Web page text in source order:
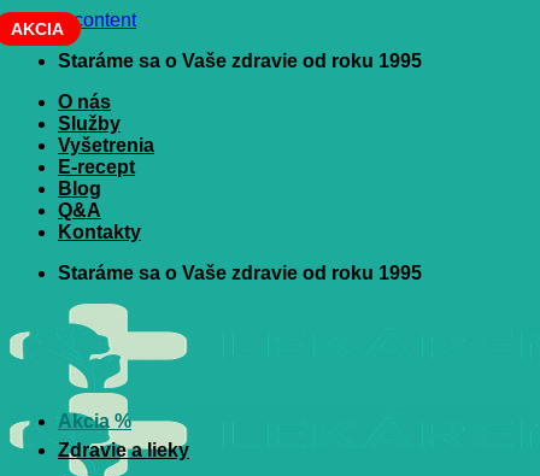
Skip to content
Staráme sa o Vaše zdravie od roku 1995
O nás
Služby
Vyšetrenia
E-recept
Blog
Q&A
Kontakty
Staráme sa o Vaše zdravie od roku 1995
Akcia %
Zdravie a lieky
AKCIA